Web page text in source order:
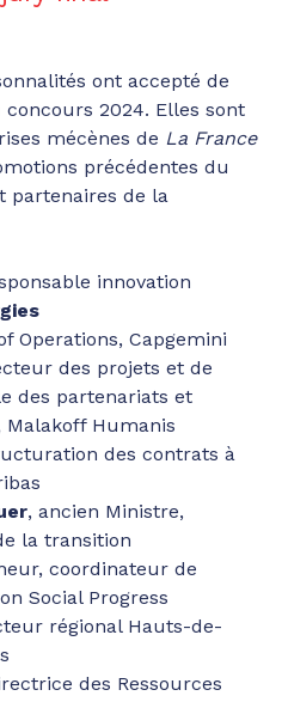
ont accepté de
2024. Elles sont
mécènes de La France
précédentes du
partenaires de la
innovation
of Operations, Capgemini
des projets et de
des partenariats et
Humanis
des contrats à
, ancien Ministre,
la transition
coordinateur de
Social Progress
régional Hauts-de-
des Ressources